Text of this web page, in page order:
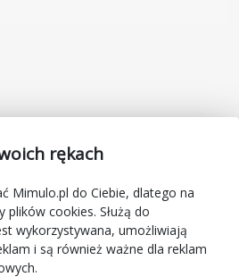
GDPR
rękach
Mimulo.pl do Ciebie, dlatego na
cookies. Służą do
wykorzystywana, umożliwiają
i są również ważne dla reklam